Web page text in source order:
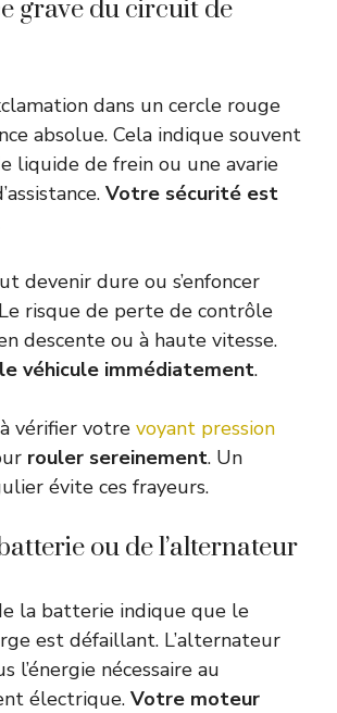
grave du circuit de
dans un cercle rouge
absolue. Cela indique souvent
liquide de frein ou une avarie
Votre sécurité est
devenir dure ou s’enfoncer
risque de perte de contrôle
descente ou à haute vitesse.
véhicule immédiatement.
vérifier votre voyant pression
rouler sereinement. Un
évite ces frayeurs.
ou de l’alternateur
la batterie indique que le
est défaillant. L’alternateur
l’énergie nécessaire au
électrique. Votre moteur